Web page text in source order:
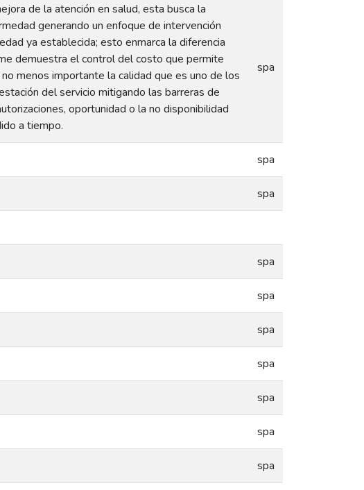
de la atención en salud, esta busca la
generando un enfoque de intervención
ya establecida; esto enmarca la diferencia
demuestra el control del costo que permite
menos importante la calidad que es uno de los
del servicio mitigando las barreras de
oportunidad o la no disponibilidad
a tiempo.
spa
spa
spa
spa
spa
spa
spa
spa
spa
spa